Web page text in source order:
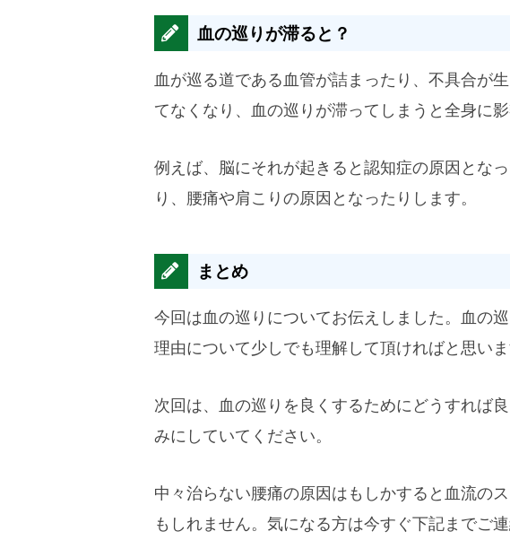
血の巡りが滞ると？
血が巡る道である血管が詰まったり、不具合が
てなくなり、血の巡りが滞ってしまうと全身に
例えば、脳にそれが起きると認知症の原因とな
り、腰痛や肩こりの原因となったりします。
まとめ
今回は血の巡りについてお伝えしました。血の
理由について少しでも理解して頂ければと思いま
次回は、血の巡りを良くするためにどうすれば
みにしていてください。
中々治らない腰痛の原因はもしかすると血流の
もしれません。気になる方は今すぐ下記までご連